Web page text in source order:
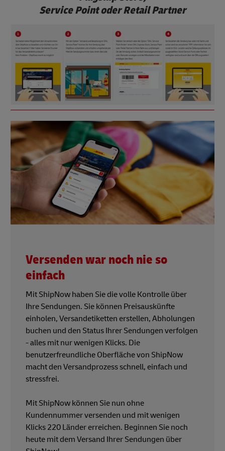
Service Point oder Retail Partner
Versenden war noch nie so
einfach
Mit ShipNow haben Sie die volle Kontrolle über
Ihre Sendungen. Sie können Preisauskünfte
einholen, Versandetiketten erstellen, Abholungen
buchen und den Status Ihrer Sendungen verfolgen
- alles mit nur wenigen Klicks. Die
benutzerfreundliche Oberfläche von ShipNow
macht den Versandprozess schnell, einfach und
stressfrei.
Mit ShipNow können Sie nun ohne
Kundennummer versenden und mit wenigen
Klicks 220 Länder erreichen. Beginnen Sie noch
heute mit dem Versand Ihrer Sendungen über